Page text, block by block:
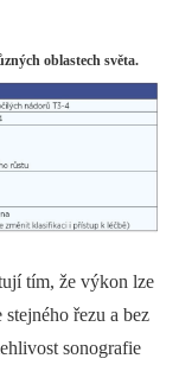
oblastech světa.
tím, že výkon lze
řezu a bez
sonografie